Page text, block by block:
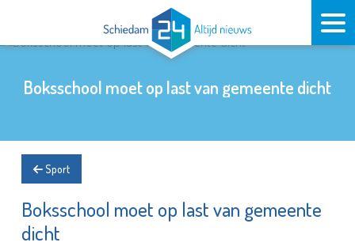
Boksschool moet op last van gemeente dicht
Sport
Boksschool moet op last van gemeente
dicht